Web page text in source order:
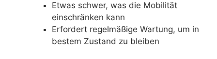
Etwas schwer, was die Mobilität
einschränken kann
Erfordert regelmäßige Wartung, um in
bestem Zustand zu bleiben